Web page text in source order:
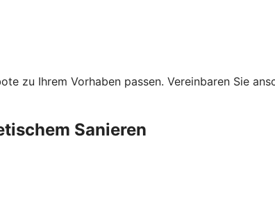
zu Ihrem Vorhaben passen. Vereinbaren Sie
Sanieren